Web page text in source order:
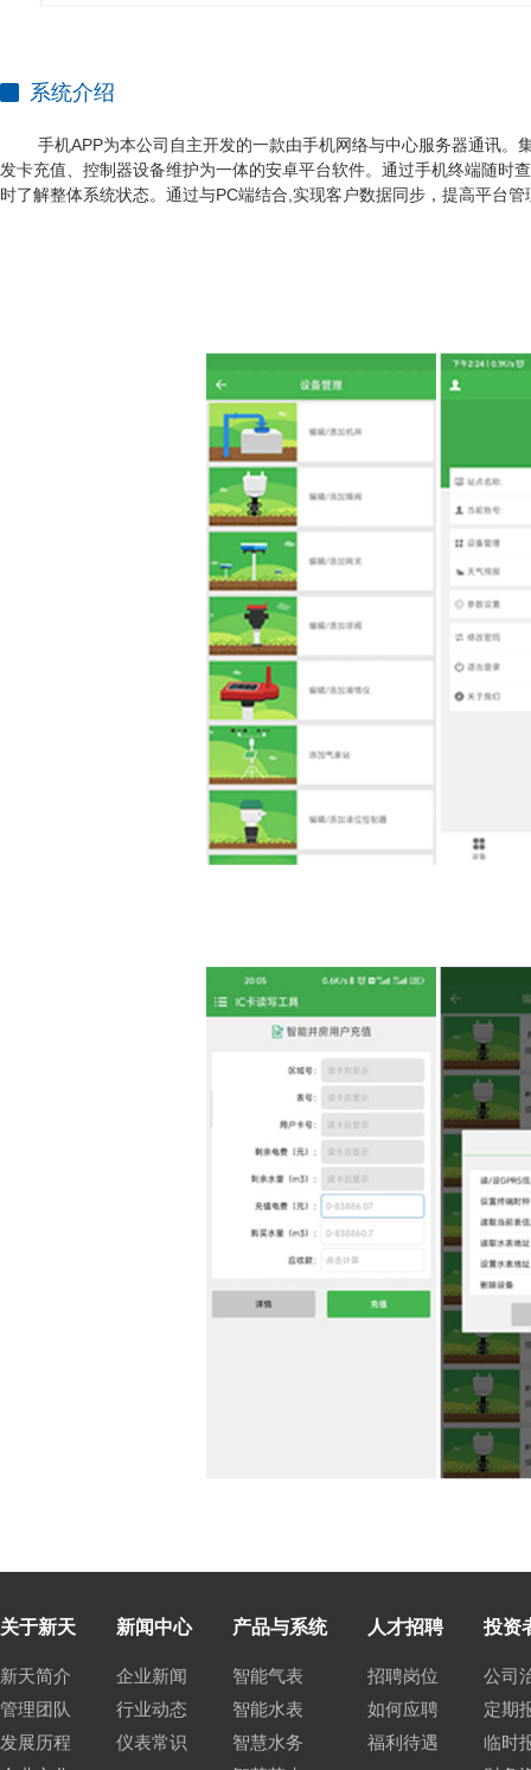
系统介绍
手机APP为本公司自主开发的一款由手机网络与中心服务器通讯。
发卡充值、控制器设备维护为一体的安卓平台软件。通过手机终端随时
时了解整体系统状态。通过与PC端结合,实现客户数据同步，提高平台
关于新天
新天简介
管理团队
发展历程
新闻中心
企业新闻
行业动态
仪表常识
产品与系统
智能气表
智能水表
智慧水务
人才招聘
招聘岗位
如何应聘
福利待遇
投资
公司
定期
临时